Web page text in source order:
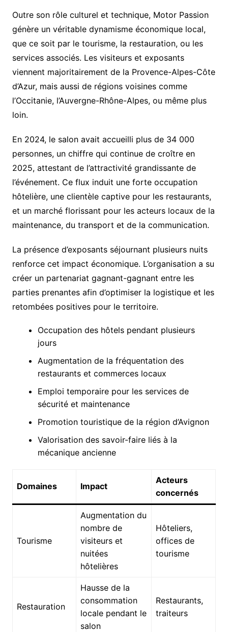
Outre son rôle culturel et technique, Motor Passion
génère un véritable dynamisme économique local,
que ce soit par le tourisme, la restauration, ou les
services associés. Les visiteurs et exposants
viennent majoritairement de la Provence-Alpes-Côte
d’Azur, mais aussi de régions voisines comme
l’Occitanie, l’Auvergne-Rhône-Alpes, ou même plus
loin.
En 2024, le salon avait accueilli plus de 34 000
personnes, un chiffre qui continue de croître en
2025, attestant de l’attractivité grandissante de
l’événement. Ce flux induit une forte occupation
hôtelière, une clientèle captive pour les restaurants,
et un marché florissant pour les acteurs locaux de la
maintenance, du transport et de la communication.
La présence d’exposants séjournant plusieurs nuits
renforce cet impact économique. L’organisation a su
créer un partenariat gagnant-gagnant entre les
parties prenantes afin d’optimiser la logistique et les
retombées positives pour le territoire.
Occupation des hôtels pendant plusieurs
jours
Augmentation de la fréquentation des
restaurants et commerces locaux
Emploi temporaire pour les services de
sécurité et maintenance
Promotion touristique de la région d’Avignon
Valorisation des savoir-faire liés à la
mécanique ancienne
Domaines Impact
Acteurs
concernés
Tourisme
Augmentation du
nombre de
visiteurs et
nuitées
hôtelières
Hôteliers,
offices de
tourisme
Restauration
Hausse de la
consommation
locale pendant le
salon
Restaurants,
traiteurs